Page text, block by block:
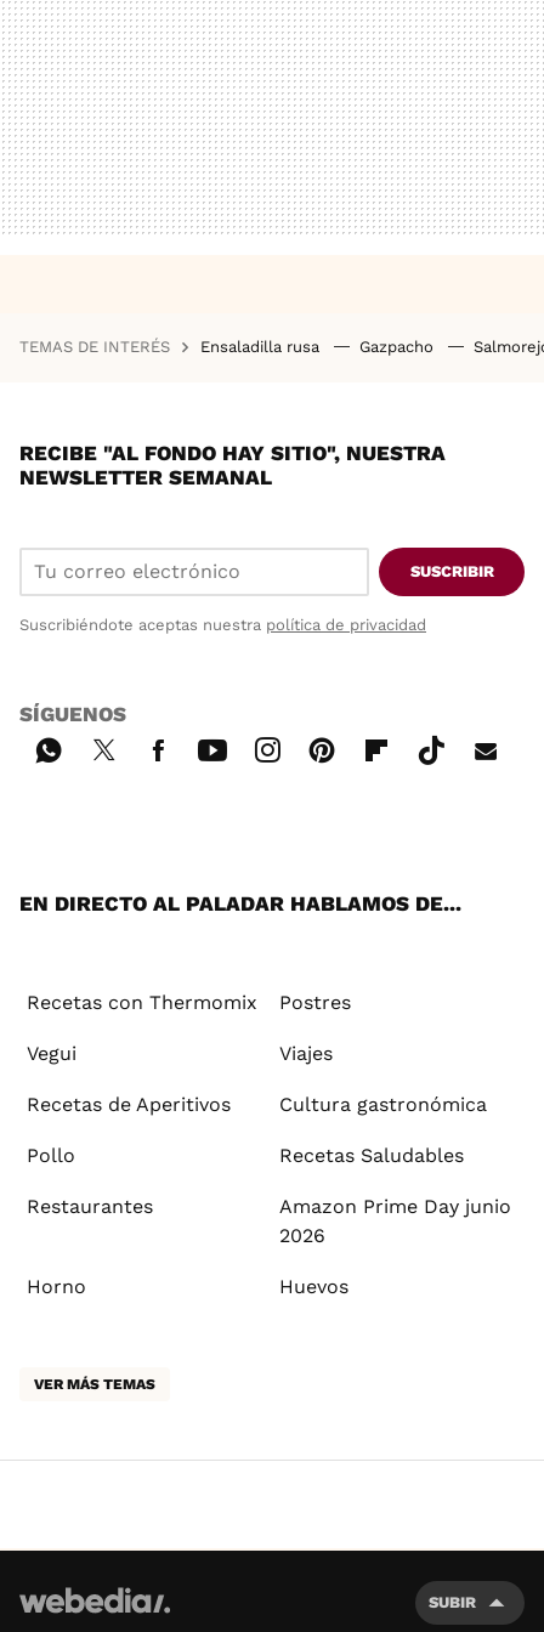
TEMAS DE INTERÉS Ensaladilla rusa Gazpacho
RECIBE "AL FONDO HAY SITIO", NUESTRA
NEWSLETTER SEMANAL
SUSCRIBIR
Suscribiéndote aceptas nuestra política de privacidad
SÍGUENOS
EN DIRECTO AL PALADAR HABLAMOS DE...
Recetas con Thermomix Postres
Vegui Viajes
Recetas de Aperitivos Cultura gastronómica
Pollo Recetas Saludables
Restaurantes
Amazon Prime Day junio
2026
Horno Huevos
VER MÁS TEMAS
SUBIR